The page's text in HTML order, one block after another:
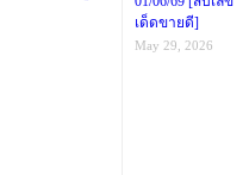
เด็ดขายดี]
May 29, 2026